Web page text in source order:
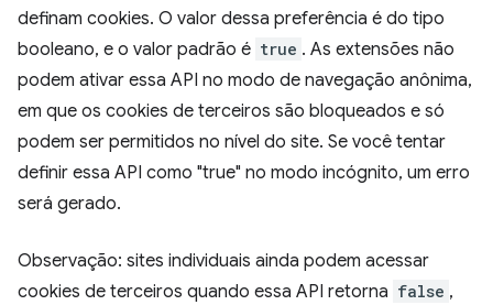
definam cookies. O valor dessa preferência é do tipo
booleano, e o valor padrão é true . As extensões não
podem ativar essa API no modo de navegação anônima,
em que os cookies de terceiros são bloqueados e só
podem ser permitidos no nível do site. Se você tentar
definir essa API como "true" no modo incógnito, um erro
será gerado.
Observação: sites individuais ainda podem acessar
cookies de terceiros quando essa API retorna false ,